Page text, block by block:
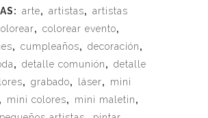
arte, artistas, artistas
, colorear evento,
, cumpleaños, decoración,
, detalle comunión, detalle
, grabado, láser,
mini
, mini colores, mini maletin,